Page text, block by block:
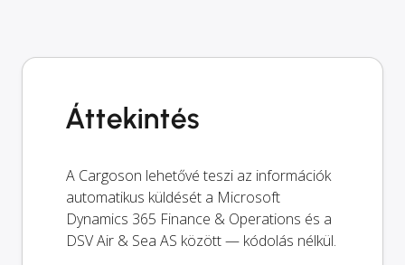
Áttekintés
A Cargoson lehetővé teszi az információk
automatikus küldését a Microsoft
Dynamics 365 Finance & Operations és a
DSV Air & Sea AS között — kódolás nélkül.